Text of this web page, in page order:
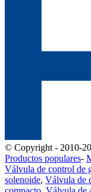
© Copyright - 2010-
Productos populares-
Válvula de control de
solenoide, Válvula de